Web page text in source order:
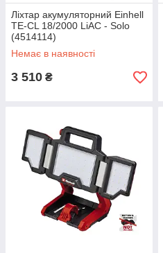
Ліхтар акумуляторний Einhell
TE-CL 18/2000 LiAC - Solo
(4514114)
Немає в наявності
3 510 ₴